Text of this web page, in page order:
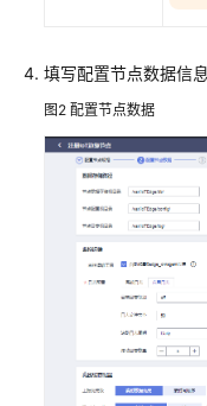
缘
节
点
重
装
边
缘
启
填写配置节点数据信
图2 配置节点数据